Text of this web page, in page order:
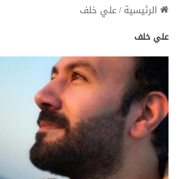
الرئيسية/علي خلف
علي خلف